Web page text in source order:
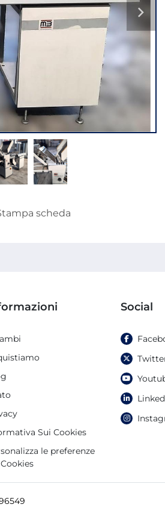
scheda
Sui Cookies
le preferenze
Social